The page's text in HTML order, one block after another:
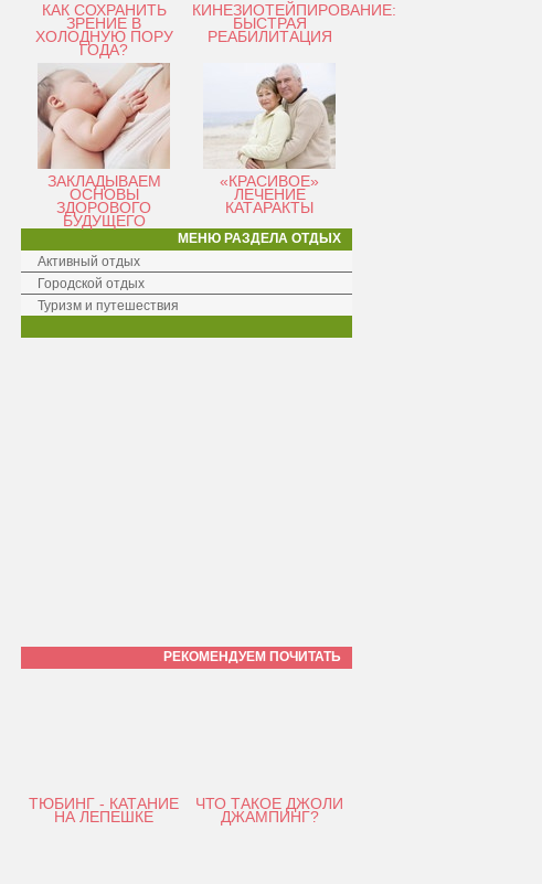
КАК СОХРАНИТЬ
ЗРЕНИЕ В
ХОЛОДНУЮ ПОРУ
ГОДА?
КИНЕЗИОТЕЙПИРОВАНИЕ:
БЫСТРАЯ
РЕАБИЛИТАЦИЯ
ЗАКЛАДЫВАЕМ
ОСНОВЫ
ЗДОРОВОГО
БУДУЩЕГО
«КРАСИВОЕ»
ЛЕЧЕНИЕ
КАТАРАКТЫ
МЕНЮ РАЗДЕЛА ОТДЫХ
Активный отдых
Городской отдых
Туризм и путешествия
РЕКОМЕНДУЕМ ПОЧИТАТЬ
ТЮБИНГ - КАТАНИЕ
НА ЛЕПЕШКЕ
ЧТО ТАКОЕ ДЖОЛИ
ДЖАМПИНГ?